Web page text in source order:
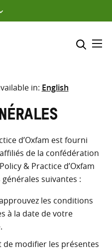
Sélectionner l’emplacement
Saisir
termes
de
recherche
RECHERCHER
in: English
d’Oxfam est fourni
de la confédération
& Practice d’Oxfam
suivantes :
les conditions
à la date de votre
de modifier les présentes